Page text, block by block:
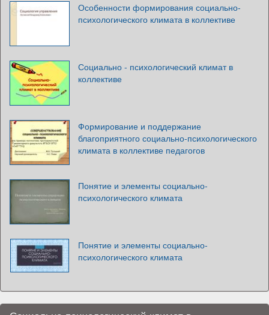
Особенности формирования социально-
психологического климата в коллективе
Социально - психологический климат в
коллективе
Формирование и поддержание
благоприятного социально-психологического
климата в коллективе педагогов
Понятие и элементы социально-
психологического климата
Понятие и элементы социально-
психологического климата